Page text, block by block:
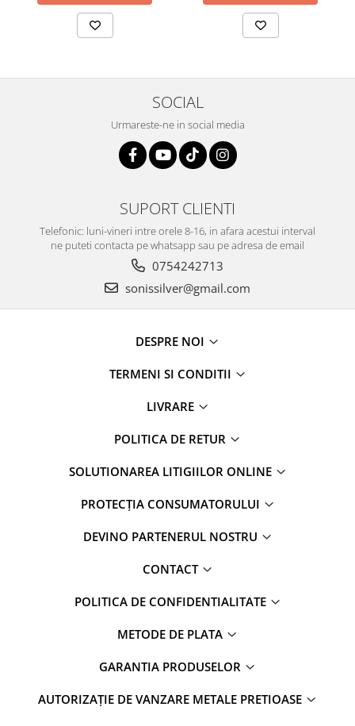
SOCIAL
Urmareste-ne in social media
SUPORT CLIENTI
Telefonic: luni-vineri intre orele 8-16, in afara acestui interval
ne puteti contacta pe whatsapp sau pe adresa de email
0754242713
sonissilver@gmail.com
DESPRE NOI
TERMENI SI CONDITII
LIVRARE
POLITICA DE RETUR
SOLUTIONAREA LITIGIILOR ONLINE
PROTECȚIA CONSUMATORULUI
DEVINO PARTENERUL NOSTRU
CONTACT
POLITICA DE CONFIDENTIALITATE
METODE DE PLATA
GARANTIA PRODUSELOR
AUTORIZAȚIE DE VANZARE METALE PRETIOASE